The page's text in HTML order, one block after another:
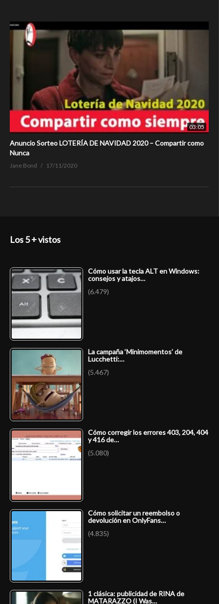
03:05
Anuncio Sorteo LOTERÍA DE NAVIDAD 2020 – Compartir como
Nunca
Jane Bond 17/11/2020
Los 5 + vistos
Cómo usar la tecla ALT en Windows:
consejos y atajos…
(6.479)
La campaña ‘Minimomentos’ de
Lucchetti:…
(5.467)
Cómo corregir los errores 403, 204, 404
y 416 de…
(5.080)
Cómo solicitar un reembolso o
devolución en OnlyFans…
(4.835)
1 clásica: publicidad de RINA de
MATARAZZO (I Was…